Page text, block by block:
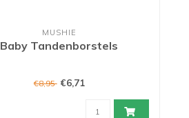
MUSHIE
Baby Tandenborstels
€8,95 €6,71